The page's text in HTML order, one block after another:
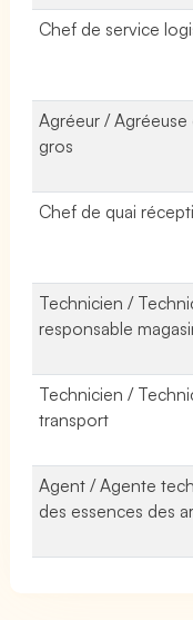
Chef de service
Agréeur /
gros
Chef de quai
Technicien /
responsable
Technicien /
transport
Agent / Agente
des essences des